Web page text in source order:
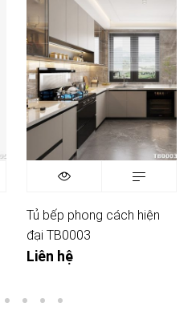
Tủ bếp phong cách hiện
đại TB0003
Liên hệ